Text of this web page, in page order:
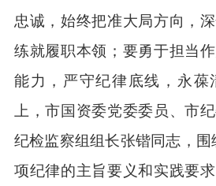
忠诚，始终把准大局方向，
练就履职本领；要勇于担当
能力，严守纪律底线，永葆
上，市国资委党委委员、市
纪检监察组组长张锴同志，围
项纪律的主旨要义和实践要